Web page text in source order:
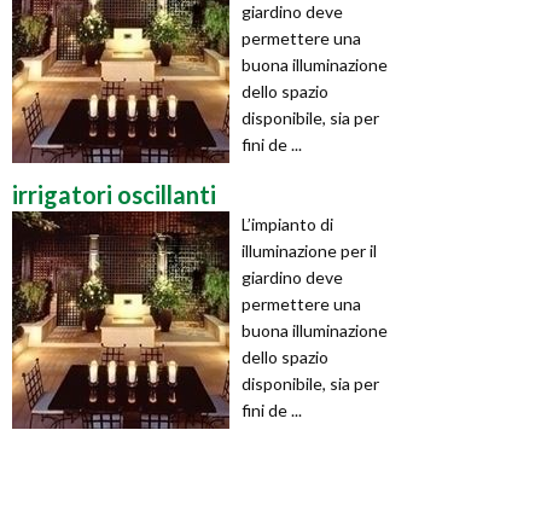
giardino deve
permettere una
buona illuminazione
dello spazio
disponibile, sia per
fini de ...
irrigatori oscillanti
L’impianto di
illuminazione per il
giardino deve
permettere una
buona illuminazione
dello spazio
disponibile, sia per
fini de ...